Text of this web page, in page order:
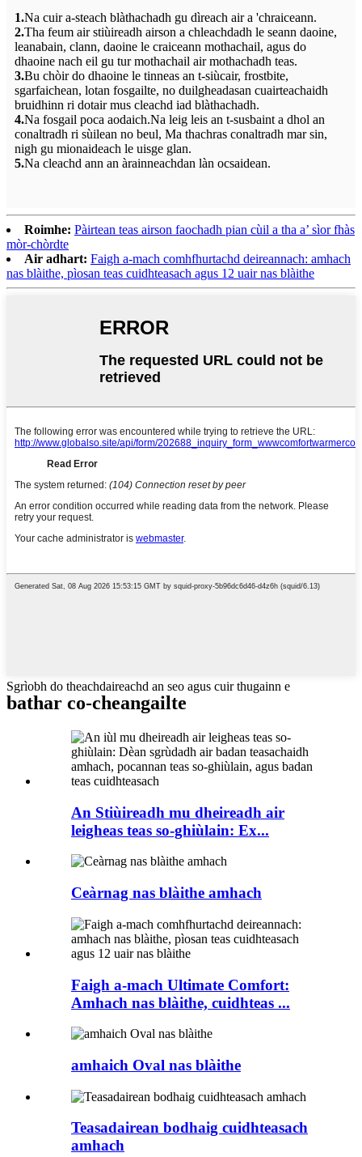
1.Na cuir a-steach blàthachadh gu dìreach air a 'chraiceann.
2.Tha feum air stiùireadh airson a chleachdadh le seann daoine,
leanabain, clann, daoine le craiceann mothachail, agus do
dhaoine nach eil gu tur mothachail air mothachadh teas.
3.Bu chòir do dhaoine le tinneas an t-siùcair, frostbite,
sgarfaichean, lotan fosgailte, no duilgheadasan cuairteachaidh
bruidhinn ri dotair mus cleachd iad blàthachadh.
4.Na fosgail poca aodaich.Na leig leis an t-susbaint a dhol an
conaltradh ri sùilean no beul, Ma thachras conaltradh mar sin,
nigh gu mionaideach le uisge glan.
5.Na cleachd ann an àrainneachdan làn ocsaidean.
Roimhe: Pàirtean teas airson faochadh pian cùil a tha a’ sìor fhàs
mòr-chòrdte
Air adhart: Faigh a-mach comhfhurtachd deireannach: amhach
nas blàithe, pìosan teas cuidhteasach agus 12 uair nas blàithe
Sgrìobh do theachdaireachd an seo agus cuir thugainn e
bathar co-cheangailte
An Stiùireadh mu dheireadh air
leigheas teas so-ghiùlain: Ex...
Ceàrnag nas blàithe amhach
Faigh a-mach Ultimate Comfort:
Amhach nas blàithe, cuidhteas ...
amhaich Oval nas blàithe
Teasadairean bodhaig cuidhteasach
amhach